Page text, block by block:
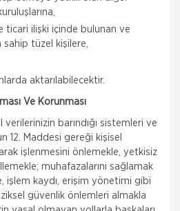
ticari ilişki içinde bulunan ve
sahip tüzel kişilere,
aktarılabilecektir.
Ve Korunması
barındığı sistemleri ve
12. Maddesi gereği kişisel
işlenmesini önlemekle, yetkisiz
muhafazalarını sağlamak
işlem kaydı, erişim yönetimi gibi
güvenlik önlemleri almakla